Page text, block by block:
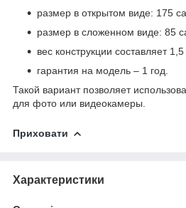
размер в открытом виде: 175
размер в сложенном виде: 85
вес конструкции составляет
гарантия на модель – 1 год.
Такой вариант позволяет
для фото или видеокамеры.
Приховати
Характеристики